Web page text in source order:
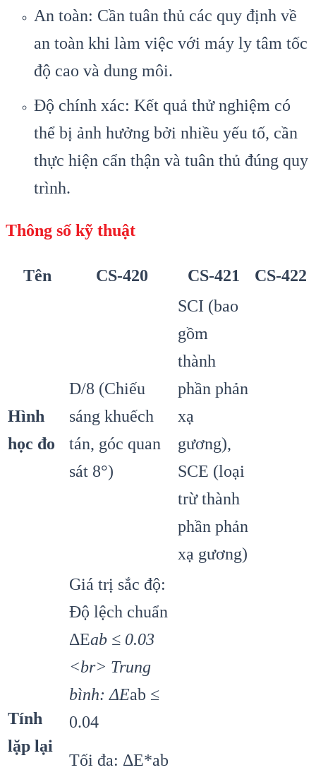
An toàn: Cần tuân thủ các quy định về
an toàn khi làm việc với máy ly tâm tốc
độ cao và dung môi.
Độ chính xác: Kết quả thử nghiệm có
thể bị ảnh hưởng bởi nhiều yếu tố, cần
thực hiện cẩn thận và tuân thủ đúng quy
trình.
Thông số kỹ thuật
Tên CS-420 CS-421 CS-422
Hình
học đo
D/8 (Chiếu
sáng khuếch
tán, góc quan
sát 8°)
SCI (bao
gồm
thành
phần phản
xạ
gương),
SCE (loại
trừ thành
phần phản
xạ gương)
Tính
lặp lại
Giá trị sắc độ:
Độ lệch chuẩn
ΔEab ≤ 0.03
<br> Trung
bình: ΔEab ≤
0.04
Tối đa: ΔE*ab